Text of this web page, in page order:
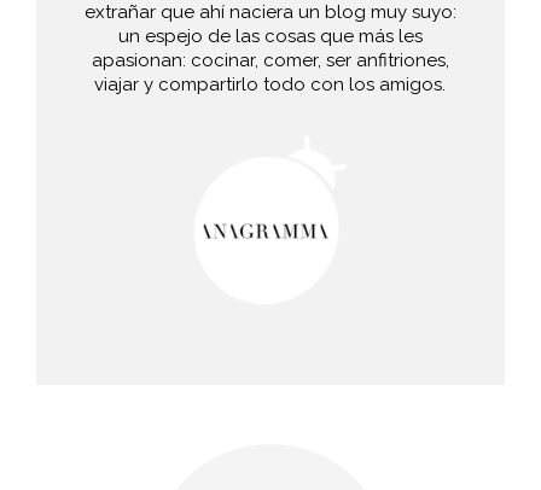
extrañar que ahí naciera un blog muy suyo:
un espejo de las cosas que más les
apasionan: cocinar, comer, ser anfitriones,
viajar y compartirlo todo con los amigos.